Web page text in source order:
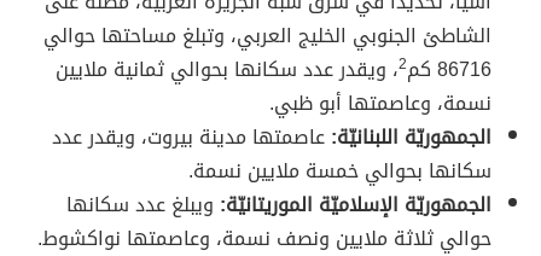
الشاطئ الجنوبي الخليج العربي، وتبلغ مساحتها حوالي
86716 كم
2، ويقدر عدد سكانها بحوالي ثمانية ملايين
نسمة، وعاصمتها أبو ظبي.
الجمهوريّة اللبنانيّة:عاصمتها مدينة بيروت، ويقدر عدد
سكانها بحوالي خمسة ملايين نسمة.
الجمهوريّة الإسلاميّة الموريتانيّة: ويبلغ عدد سكانها
حوالي ثلاثة ملايين ونصف نسمة، وعاصمتها نواكشوط.